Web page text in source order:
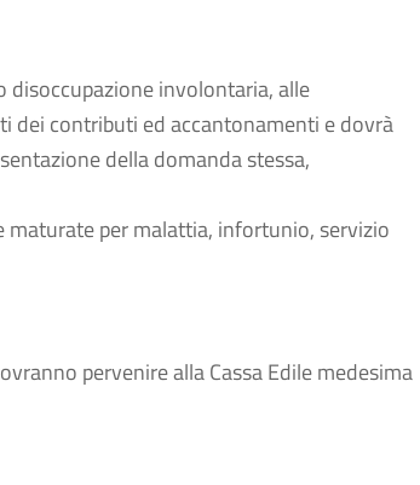
disoccupazione involontaria, alle
dei contributi ed accantonamenti e dovrà
della domanda stessa,
maturate per malattia, infortunio, servizio
pervenire alla Cassa Edile medesima